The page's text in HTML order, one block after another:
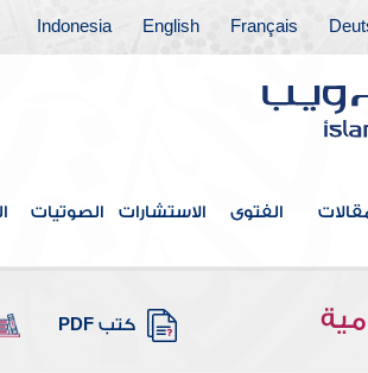
Français
English
Indonesia
الفتوى الاستشارات الصوتيات
كتب PDF